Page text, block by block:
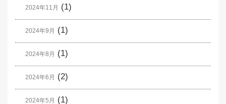
2024年11月 (1)
2024年9月 (1)
2024年8月 (1)
2024年6月 (2)
2024年5月 (1)